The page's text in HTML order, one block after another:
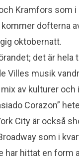
Kramfors som
dofterna
oktobernatt.
det är hela
Villes musik
av kulturer och
Corazon”
City är också
som i
har hittat en form